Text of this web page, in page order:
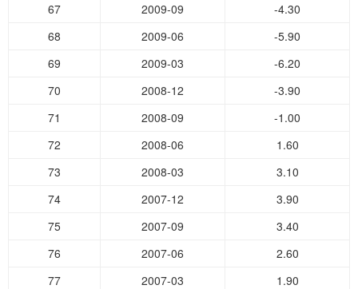
67
2009-09
-4.30
68
2009-06
-5.90
69
2009-03
-6.20
70
2008-12
-3.90
71
2008-09
-1.00
72
2008-06
1.60
73
2008-03
3.10
74
2007-12
3.90
75
2007-09
3.40
76
2007-06
2.60
77
2007-03
1.90